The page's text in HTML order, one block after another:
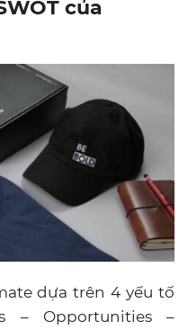
của
dựa trên 4 yếu tố
– Opportunities –